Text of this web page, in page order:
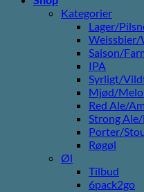
Kategorier
Lager/
Saison/
IPA
Syrligt/
Mjød/
Red Ale/
Strong
Porter/
Røgøl
Øl
Tilbud
6pack2go